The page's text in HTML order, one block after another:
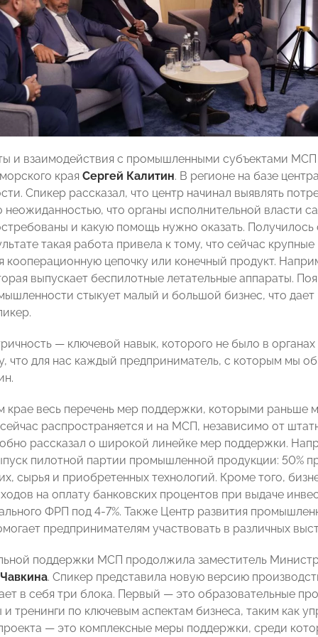
и взаимодействия с промышленными субъектами
края Сергей Калитин. В регионе на базе
Спикер рассказал, что центр начинал выявлять
неожиданностью, что органы исполнительной власти
и какую помощь нужно оказать. Получилось
такая работа привела к тому, что сейчас
кооперационную цепочку или конечный продукт.
выпускает беспилотные летательные аппараты.
стыкует малый и большой бизнес, что
— ключевой навык, которого не было в
что для нас каждый предприниматель, с которым мы
весь перечень мер поддержки, которыми раньше
распространяется и на МСП, независимо от
рассказал о широкой линейке мер поддержки.
пилотной партии промышленной продукции: 50%
сырья и приобретенных технологий. Кроме того,
на оплату банковских процентов при выдаче
ФРП под 4-7%. Также Центр развития
предпринимателям участвовать в различных
поддержки МСП продолжила заместитель
. Спикер представила новую версию
в себя три блока. Первый — это образовательные
тренинги по ключевым аспектам бизнеса, таким как
— это комплексные меры поддержки, среди